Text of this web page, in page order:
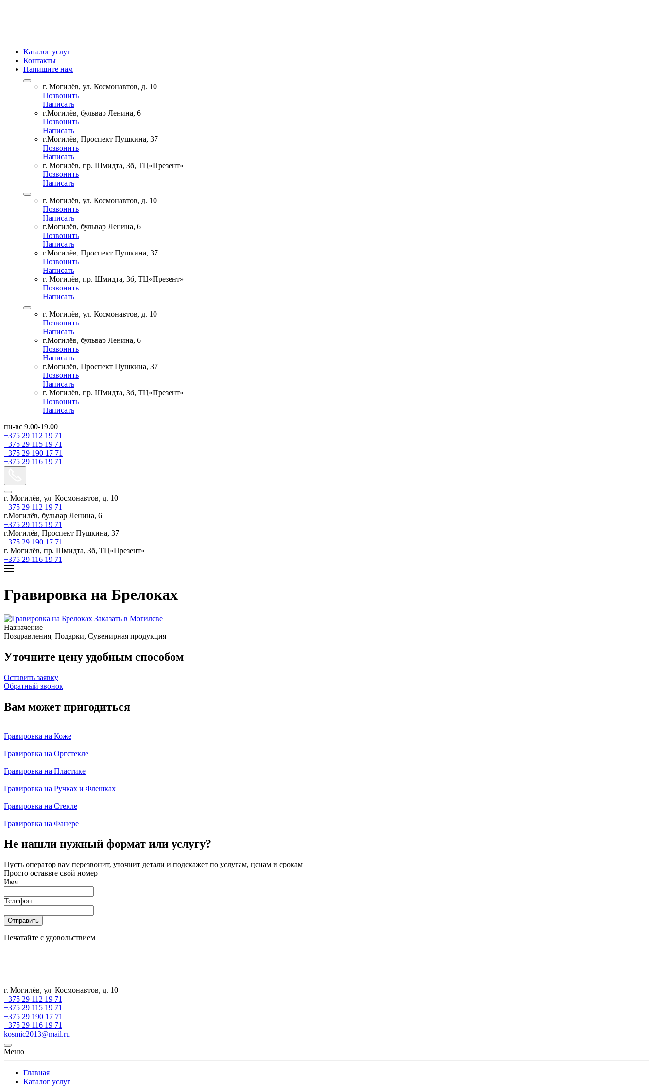
Каталог услуг
Контакты
Напишите нам
г. Могилёв, ул. Космонавтов, д. 10
Позвонить
Написать
г.Могилёв, бульвар Ленина, 6
Позвонить
Написать
г.Могилёв, Проспект Пушкина, 37
Позвонить
Написать
г. Могилёв, пр. Шмидта, 3б, ТЦ«Презент»
Позвонить
Написать
г. Могилёв, ул. Космонавтов, д. 10
Позвонить
Написать
г.Могилёв, бульвар Ленина, 6
Позвонить
Написать
г.Могилёв, Проспект Пушкина, 37
Позвонить
Написать
г. Могилёв, пр. Шмидта, 3б, ТЦ«Презент»
Позвонить
Написать
г. Могилёв, ул. Космонавтов, д. 10
Позвонить
Написать
г.Могилёв, бульвар Ленина, 6
Позвонить
Написать
г.Могилёв, Проспект Пушкина, 37
Позвонить
Написать
г. Могилёв, пр. Шмидта, 3б, ТЦ«Презент»
Позвонить
Написать
пн-вс 9.00-19.00
+375 29 112 19 71
+375 29 115 19 71
+375 29 190 17 71
+375 29 116 19 71
г. Могилёв, ул. Космонавтов, д. 10
+375 29 112 19 71
г.Могилёв, бульвар Ленина, 6
+375 29 115 19 71
г.Могилёв, Проспект Пушкина, 37
+375 29 190 17 71
г. Могилёв, пр. Шмидта, 3б, ТЦ«Презент»
+375 29 116 19 71
Гравировка на Брелоках
Назначение
Поздравления, Подарки, Сувенирная продукция
Уточните цену удобным способом
Оставить заявку
Обратный звонок
Вам может пригодиться
Гравировка на Коже
Гравировка на Оргстекле
Гравировка на Пластике
Гравировка на Ручках и Флешках
Гравировка на Стекле
Гравировка на Фанере
Не нашли нужный формат или услугу?
Пусть оператор вам перезвонит, уточнит детали и подскажет по услугам, ценам и срокам
Просто оставьте свой номер
Имя
Телефон
Отправить
Печатайте с удовольствием
г. Могилёв, ул. Космонавтов, д. 10
+375 29 112 19 71
+375 29 115 19 71
+375 29 190 17 71
+375 29 116 19 71
kosmic2013@mail.ru
Меню
Главная
Каталог услуг